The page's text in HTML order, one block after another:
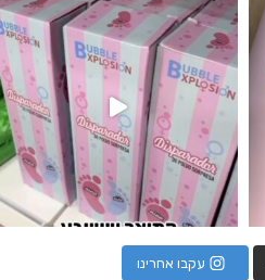
עקבו אחרינו